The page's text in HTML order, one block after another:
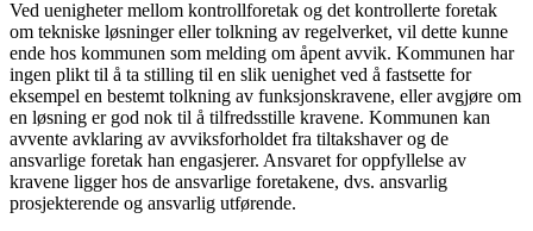
Ved uenigheter mellom kontrollforetak og det kontrollerte foretak
om tekniske løsninger eller tolkning av regelverket, vil dette kunne
ende hos kommunen som melding om åpent avvik. Kommunen har
ingen plikt til å ta stilling til en slik uenighet ved å fastsette for
eksempel en bestemt tolkning av funksjonskravene, eller avgjøre om
en løsning er god nok til å tilfredsstille kravene. Kommunen kan
avvente avklaring av avviksforholdet fra tiltakshaver og de
ansvarlige foretak han engasjerer. Ansvaret for oppfyllelse av
kravene ligger hos de ansvarlige foretakene, dvs. ansvarlig
prosjekterende og ansvarlig utførende.